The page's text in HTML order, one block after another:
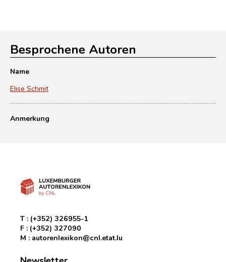
Besprochene Autoren
Name
Elise Schmit
Anmerkung
T : (+352) 326955-1
F : (+352) 327090
M : autorenlexikon@cnl.etat.lu